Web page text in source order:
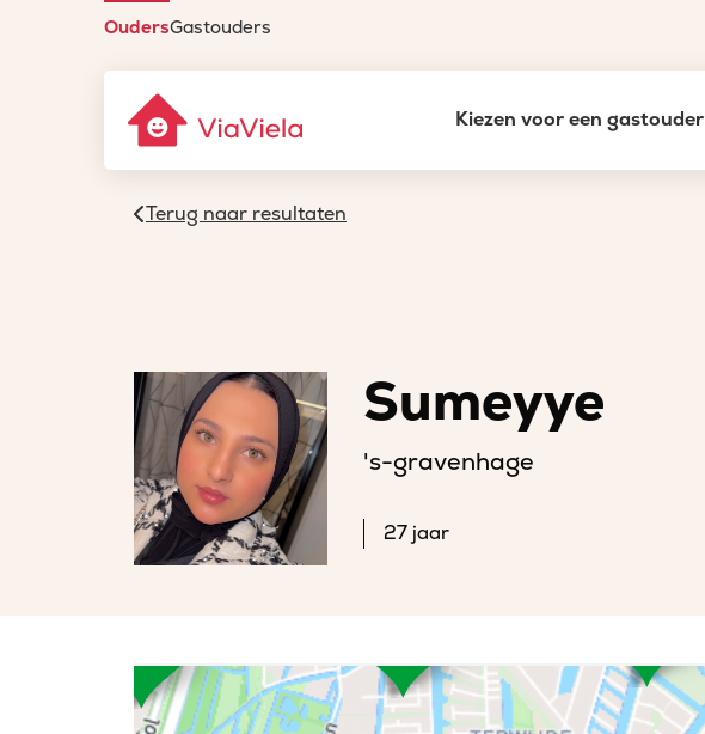
OudersGastouders
Kiezen voor een gastouder
Terug naar resultaten
Sumeyye
's-gravenhage
27 jaar